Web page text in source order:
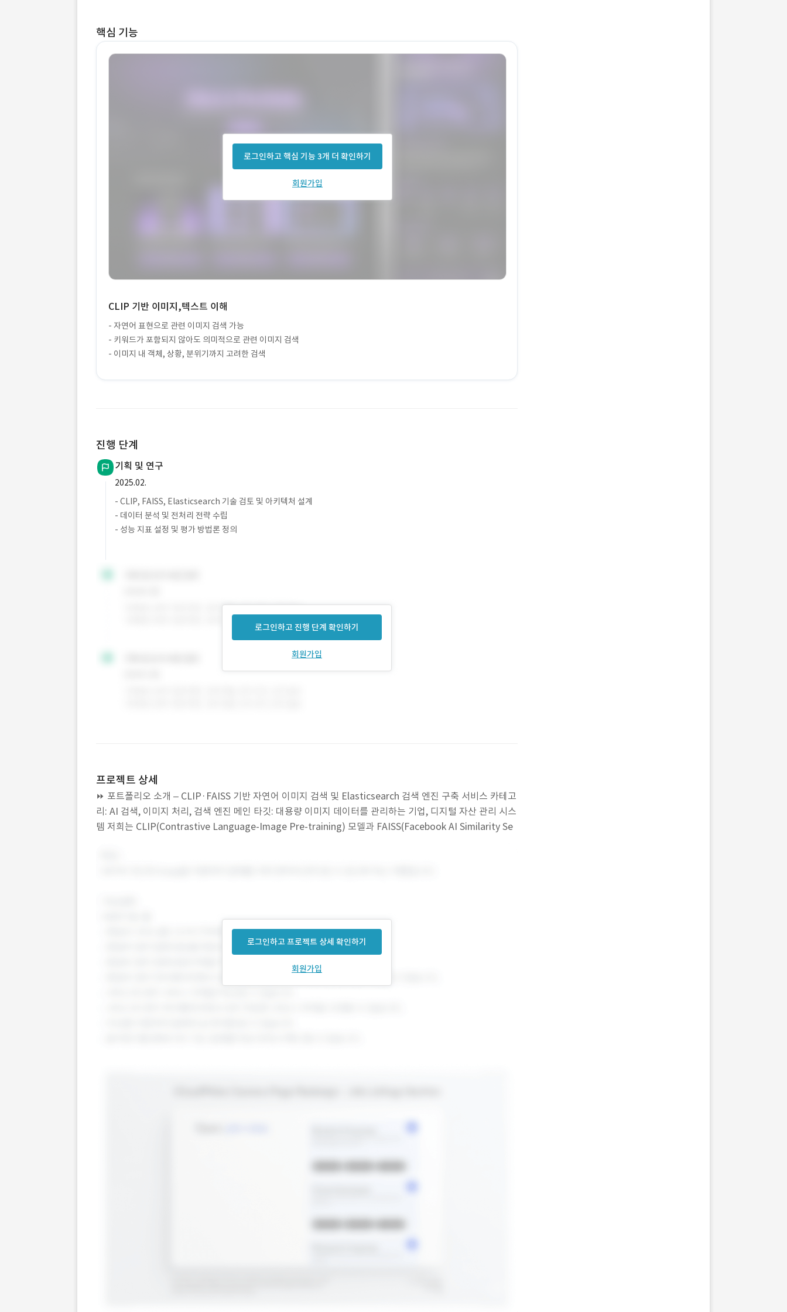
핵심 기능
로그인하고 핵심 기능 3개 더 확인하기
회원가입
CLIP 기반 이미지,텍스트 이해
- 자연어 표현으로 관련 이미지 검색 가능
- 키워드가 포함되지 않아도 의미적으로 관련 이미지 검색
- 이미지 내 객체, 상황, 분위기까지 고려한 검색
진행 단계
기획 및 연구
2025.02.
- CLIP, FAISS, Elasticsearch 기술 검토 및 아키텍처 설계
- 데이터 분석 및 전처리 전략 수립
- 성능 지표 설정 및 평가 방법론 정의
로그인하고 진행 단계 확인하기
회원가입
프로젝트 상세
⏩️ 포트폴리오 소개 – CLIP·FAISS 기반 자연어 이미지 검색 및 Elasticsearch 검색 엔진 구축 서비스 카테고
리: AI 검색, 이미지 처리, 검색 엔진 메인 타깃: 대용량 이미지 데이터를 관리하는 기업, 디지털 자산 관리 시스
템 저희는 CLIP(Contrastive Language-Image Pre-training) 모델과 FAISS(Facebook AI Similarity Se
로그인하고 프로젝트 상세 확인하기
회원가입